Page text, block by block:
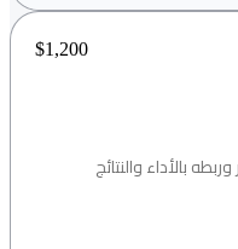
$1,200
بالأداء والنتائج